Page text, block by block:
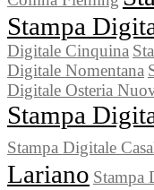
Stampa
Digitale Cinquina
Digitale Nomentana
Digitale Osteria
Stampa
Stampa Digitale
Lariano Stampa